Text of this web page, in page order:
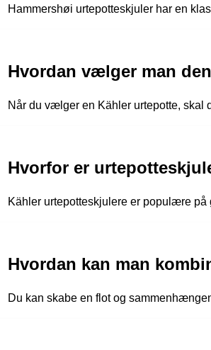
Hammershøi urtepotteskjuler har en
Hvordan vælger man
Når du vælger en Kähler urtepotte, skal
Hvorfor er
Kähler urtepotteskjulere er populære på
Hvordan kan man
Du kan skabe en flot og